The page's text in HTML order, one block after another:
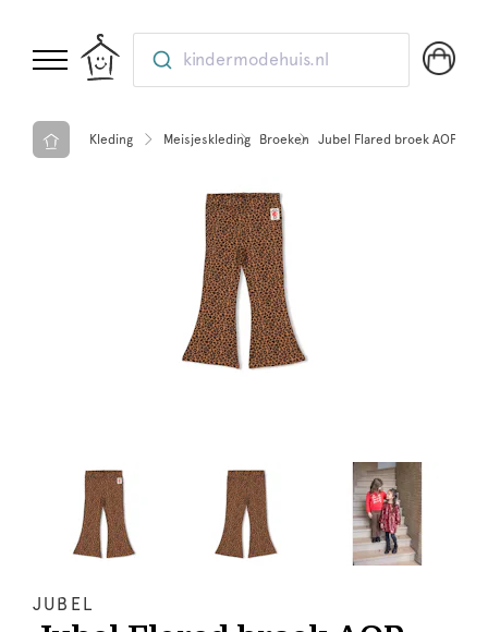
kindermodehuis.nl
Kleding Meisjeskleding Broeken Jubel Flared broek AOP -
JUBEL